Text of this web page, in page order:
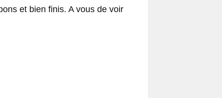
et bien finis. A vous de voir